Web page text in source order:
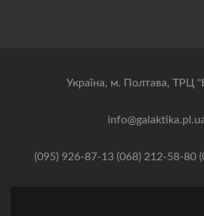
Українa, м. Полтава, ТРЦ
(095) 926-87-13 (068) 212-58-80